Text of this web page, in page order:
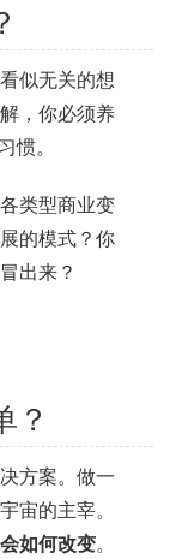
似无关的想
，你必须养
惯。
类型商业变
的模式？你
出来？
？
方案。做一
宙的主宰。
如何改变。